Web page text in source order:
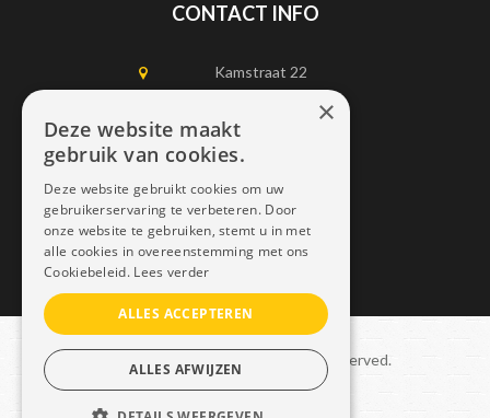
CONTACT INFO
Kamstraat 22
1750 Lennik
0497452898
info@dais.be
Copyright © 2021 Dais. All rights reserved.
Sitemap–GDPR
×
Deze website maakt
gebruik van cookies.
Deze website gebruikt cookies om uw
gebruikerservaring te verbeteren. Door
onze website te gebruiken, stemt u in met
alle cookies in overeenstemming met ons
Cookiebeleid. Lees verder
ALLES ACCEPTEREN
ALLES AFWIJZEN